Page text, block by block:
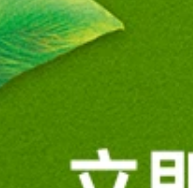
16GB/512GB
350/32GB/512GB
取更低报价呦！